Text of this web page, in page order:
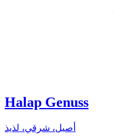
Halap Genuss
أصيل، شرقي، لذيذ